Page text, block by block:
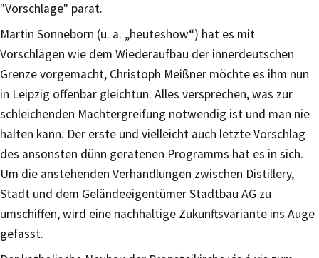
"Vorschläge" parat.
Martin Sonneborn (u. a. „heuteshow“) hat es mit
Vorschlägen wie dem Wiederaufbau der innerdeutschen
Grenze vorgemacht, Christoph Meißner möchte es ihm nun
in Leipzig offenbar gleichtun. Alles versprechen, was zur
schleichenden Machtergreifung notwendig ist und man nie
halten kann. Der erste und vielleicht auch letzte Vorschlag
des ansonsten dünn geratenen Programms hat es in sich.
Um die anstehenden Verhandlungen zwischen Distillery,
Stadt und dem Geländeeigentümer Stadtbau AG zu
umschiffen, wird eine nachhaltige Zukunftsvariante ins Auge
gefasst.